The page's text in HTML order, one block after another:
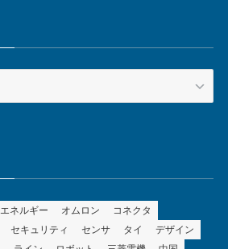
エネルギー オムロン
コネクタ
セキュリティ センサ タイ
デザイン